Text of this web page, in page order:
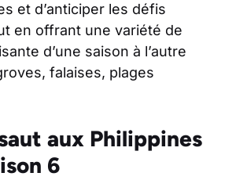
et d’anticiper les défis
en offrant une variété de
d’une saison à l’autre
falaises, plages
aux Philippines
6